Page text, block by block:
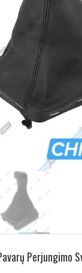
Perjungimo